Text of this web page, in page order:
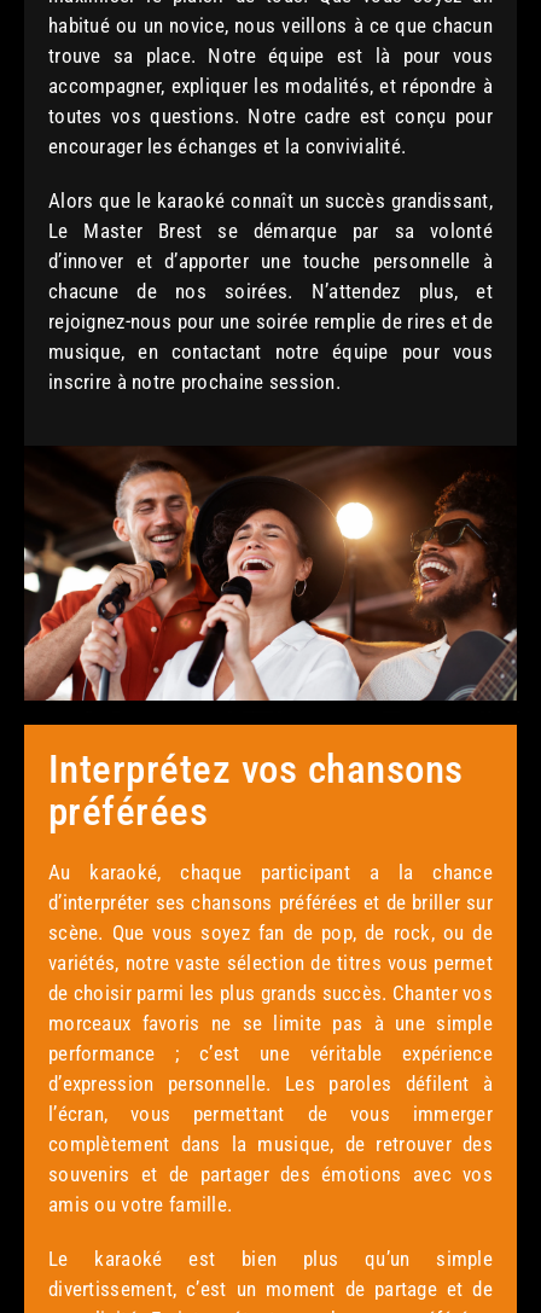
habitué ou un novice, nous veillons à ce que chacun
trouve sa place. Notre équipe est là pour vous
accompagner, expliquer les modalités, et répondre à
toutes vos questions. Notre cadre est conçu pour
encourager les échanges et la convivialité.
Alors que le karaoké connaît un succès grandissant,
Le Master Brest se démarque par sa volonté
d’innover et d’apporter une touche personnelle à
chacune de nos soirées. N’attendez plus, et
rejoignez-nous pour une soirée remplie de rires et de
musique, en contactant notre équipe pour vous
inscrire à notre prochaine session.
Interprétez vos chansons
préférées
Au karaoké, chaque participant a la chance
d’interpréter ses chansons préférées et de briller sur
scène. Que vous soyez fan de pop, de rock, ou de
variétés, notre vaste sélection de titres vous permet
de choisir parmi les plus grands succès. Chanter vos
morceaux favoris ne se limite pas à une simple
performance ; c’est une véritable expérience
d’expression personnelle. Les paroles défilent à
l’écran, vous permettant de vous immerger
complètement dans la musique, de retrouver des
souvenirs et de partager des émotions avec vos
amis ou votre famille.
Le karaoké est bien plus qu’un simple
divertissement, c’est un moment de partage et de